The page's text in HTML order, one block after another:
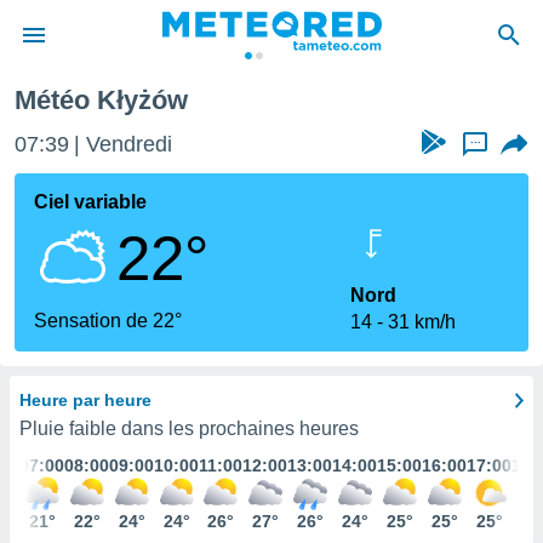
de
en
Météo Kłyżów
07:39 Vendredi ...
Ciel variable
22°
Sensation de 22°
Nord
14
31 km/h
Heure par heure
Pluie faible dans les prochaines heures
07:00
21°
08:00
22°
09:00
24°
10:00
24°
11:00
26°
12:00
27°
13:00
26°
14:00
24°
15:00
25°
16:00
25°
17:00
25°